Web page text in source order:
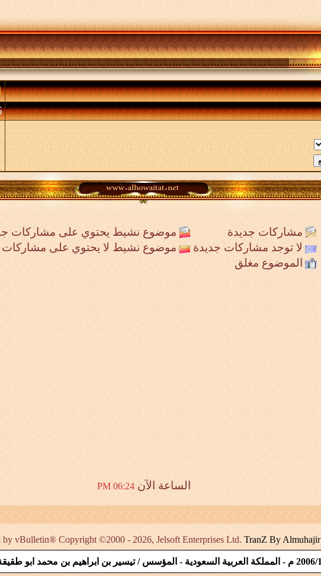
6
مشاركات جديدة
موضوع نشيط يحتوي على مشاركات
لا توجد مشاركات جديدة
موضوع نشيط لا يحتوي على مشاركات
الموضوع مغلق
الساعة الآن 06:24 PM
by vBulletin® Copyright ©2000 - 2026, Jelsoft Enterprises Ltd. TranZ By Almuhajir